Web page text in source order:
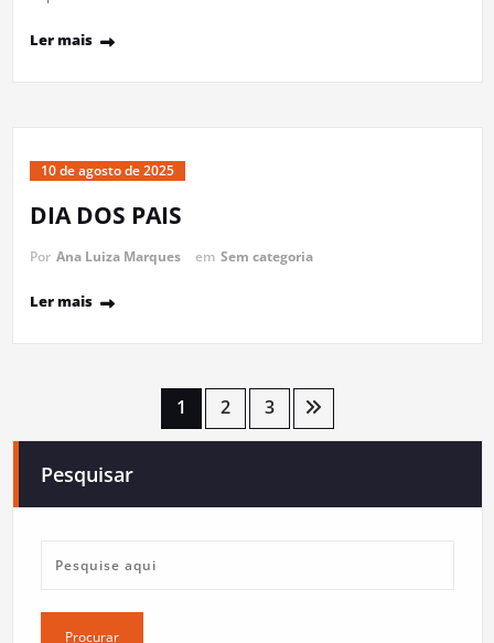
Ler mais
10 de agosto de 2025
DIA DOS PAIS
Por Ana Luiza Marques em Sem categoria
Ler mais
de
posts
1 2 3
Pesquisar